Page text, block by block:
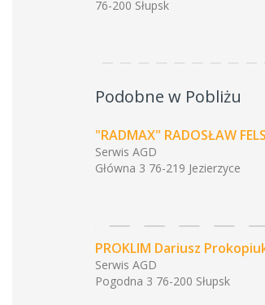
76-200 Słupsk
Podobne w Pobliżu
"RADMAX" RADOSŁAW
Serwis AGD
Główna 3 76-219 Jezierzyce
PROKLIM Dariusz
Serwis AGD
Pogodna 3 76-200 Słupsk